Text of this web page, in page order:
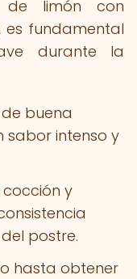
limón con
es fundamental
durante la
buena
intenso y
y
postre.
hasta obtener